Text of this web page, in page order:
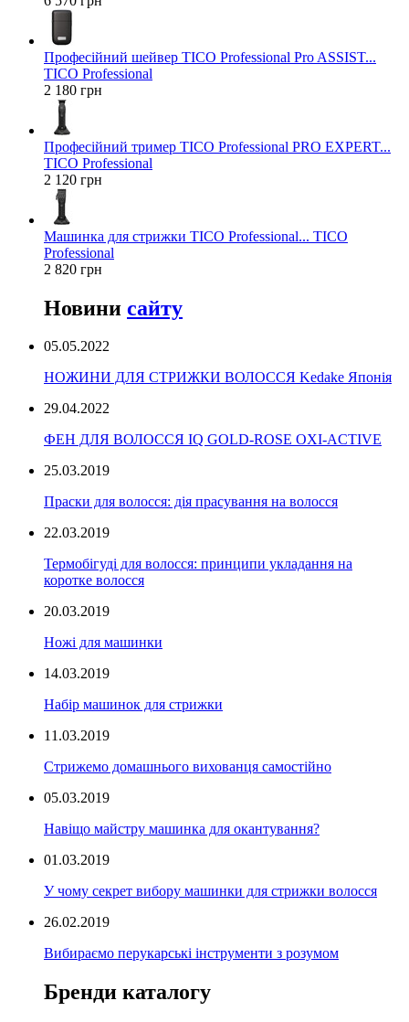
Професійний шейвер TICO Professional Pro ASSIST...
TICO Professional
2 180 грн
Професійний тример TICO Professional PRO EXPERT...
TICO Professional
2 120 грн
Машинка для стрижки TICO Professional... TICO
Professional
2 820 грн
Новини сайту
05.05.2022
НОЖИНИ ДЛЯ СТРИЖКИ ВОЛОССЯ Kedake Японія
29.04.2022
ФЕН ДЛЯ ВОЛОССЯ IQ GOLD-ROSE OXI-ACTIVE
25.03.2019
Праски для волосся: дія прасування на волосся
22.03.2019
Термобігуді для волосся: принципи укладання на
коротке волосся
20.03.2019
Ножі для машинки
14.03.2019
Набір машинок для стрижки
11.03.2019
Стрижемо домашнього вихованця самостійно
05.03.2019
Навіщо майстру машинка для окантування?
01.03.2019
У чому секрет вибору машинки для стрижки волосся
26.02.2019
Вибираємо перукарські інструменти з розумом
Бренди каталогу